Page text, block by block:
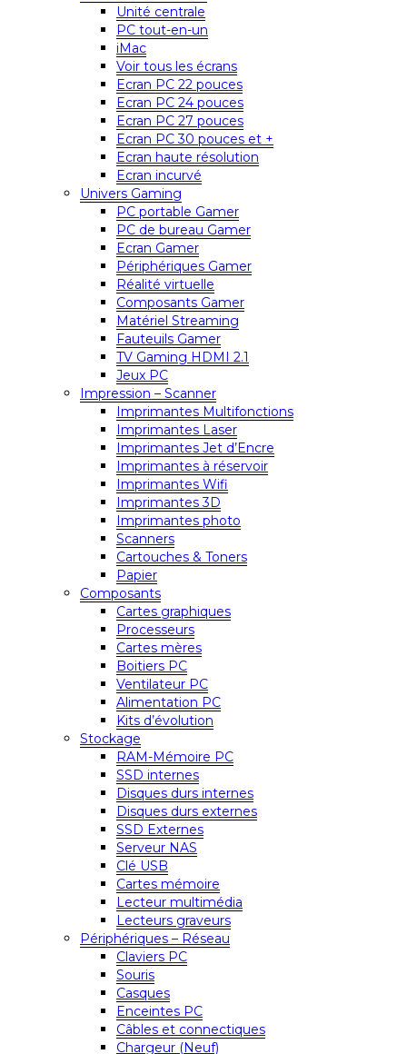
Unité centrale
PC tout-en-un
iMac
Voir tous les écrans
Ecran PC 22 pouces
Ecran PC 24 pouces
Ecran PC 27 pouces
Ecran PC 30 pouces et +
Ecran haute résolution
Ecran incurvé
Univers Gaming
PC portable Gamer
PC de bureau Gamer
Ecran Gamer
Périphériques Gamer
Réalité virtuelle
Composants Gamer
Matériel Streaming
Fauteuils Gamer
TV Gaming HDMI 2.1
Jeux PC
Impression – Scanner
Imprimantes Multifonctions
Imprimantes Laser
Imprimantes Jet d’Encre
Imprimantes à réservoir
Imprimantes Wifi
Imprimantes 3D
Imprimantes photo
Scanners
Cartouches & Toners
Papier
Composants
Cartes graphiques
Processeurs
Cartes mères
Boitiers PC
Ventilateur PC
Alimentation PC
Kits d’évolution
Stockage
RAM-Mémoire PC
SSD internes
Disques durs internes
Disques durs externes
SSD Externes
Serveur NAS
Clé USB
Cartes mémoire
Lecteur multimédia
Lecteurs graveurs
Périphériques – Réseau
Claviers PC
Souris
Casques
Enceintes PC
Câbles et connectiques
Chargeur (Neuf)